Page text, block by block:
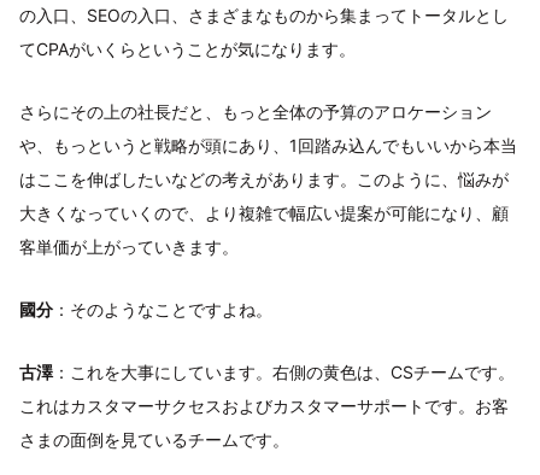
の入口、SEOの入口、さまざまなものから集まってトータルとし
てCPAがいくらということが気になります。
さらにその上の社長だと、もっと全体の予算のアロケーション
や、もっというと戦略が頭にあり、1回踏み込んでもいいから本当
はここを伸ばしたいなどの考えがあります。このように、悩みが
大きくなっていくので、より複雑で幅広い提案が可能になり、顧
客単価が上がっていきます。
國分 ：そのようなことですよね。
古澤：これを大事にしています。右側の黄色は、CSチームです。
これはカスタマーサクセスおよびカスタマーサポートです。お客
さまの面倒を見ているチームです。